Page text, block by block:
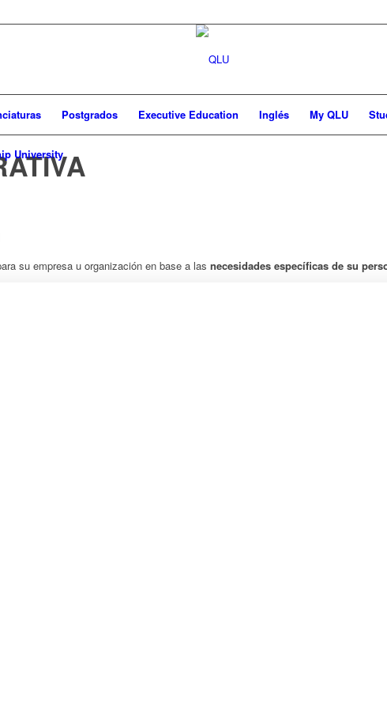
Postgrados Executive Education Inglés My QLU
University
su empresa u organización en base a las necesidades específicas de su